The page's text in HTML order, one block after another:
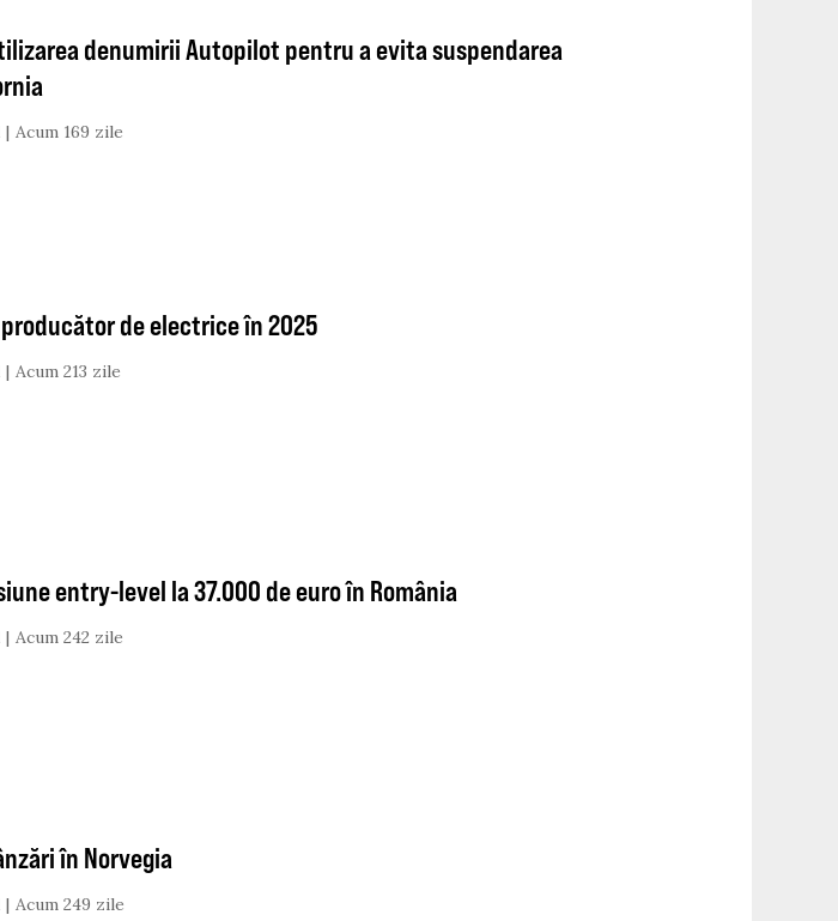
denumirii Autopilot pentru a evita suspendarea
Acum 169 zile
producător de electrice în 2025
Acum 213 zile
entry-level la 37.000 de euro în România
Acum 242 zile
în Norvegia
Acum 249 zile